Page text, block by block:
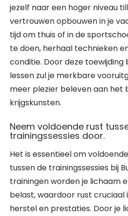
jezelf naar een hoger niveau
vertrouwen opbouwen in je
tijd om thuis of in de
te doen, herhaal technieken
conditie. Door deze toewijding
lessen zul je merkbare
meer plezier beleven aan het
krijgskunsten.
Neem voldoende rust
trainingssessies door.
Het is essentieel om
tussen de trainingssessies bij
trainingen worden je lichaam
belast, waardoor rust cruciaal
herstel en prestaties. Door je